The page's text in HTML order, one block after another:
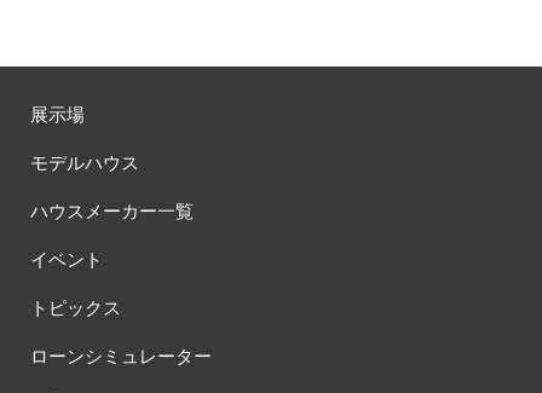
展示場
モデルハウス
ハウスメーカー一覧
イベント
トピックス
ローンシミュレーター